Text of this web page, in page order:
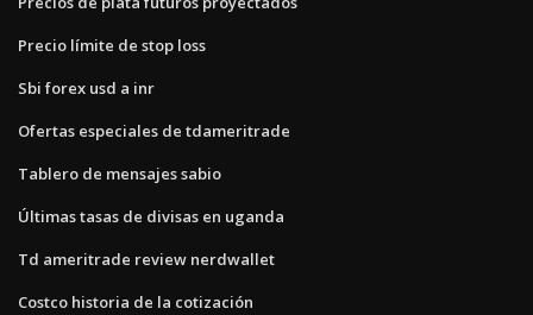
Precio límite de stop loss
Sbi forex usd a inr
Ofertas especiales de tdameritrade
Tablero de mensajes sabio
Últimas tasas de divisas en uganda
Td ameritrade review nerdwallet
Costco historia de la cotización